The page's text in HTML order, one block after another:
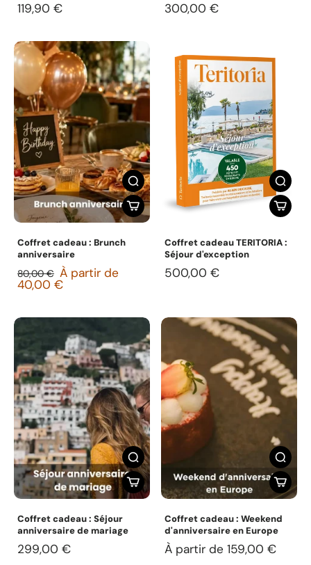
119,90 € 300,00 €
Coffret cadeau : Brunch
anniversaire
80,00 € À partir de
40,00 €
Coffret cadeau TERITORIA :
Séjour d'exception
500,00 €
Coffret cadeau : Séjour
anniversaire de mariage
299,00 €
Coffret cadeau : Weekend
d'anniversaire en Europe
À partir de 159,00 €